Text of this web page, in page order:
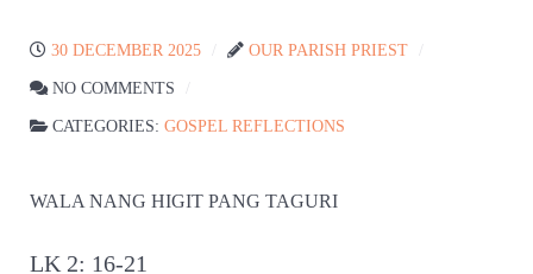
30 DECEMBER 2025 OUR PARISH PRIEST
NO COMMENTS
CATEGORIES: GOSPEL REFLECTIONS
WALA NANG HIGIT PANG TAGURI
LK 2: 16-21